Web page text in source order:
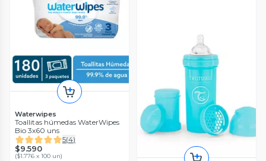
Waterwipes
Toallitas húmedas WaterWipes
Bio 3x60 uns
5(4)
$9.590
($1.776 x 100 un)